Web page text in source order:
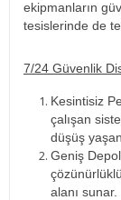
ekipmanların
tesislerinde de
7/24 Güvenlik
Kesintisiz
çalışan
düşüş
Geniş
alanı sunar.